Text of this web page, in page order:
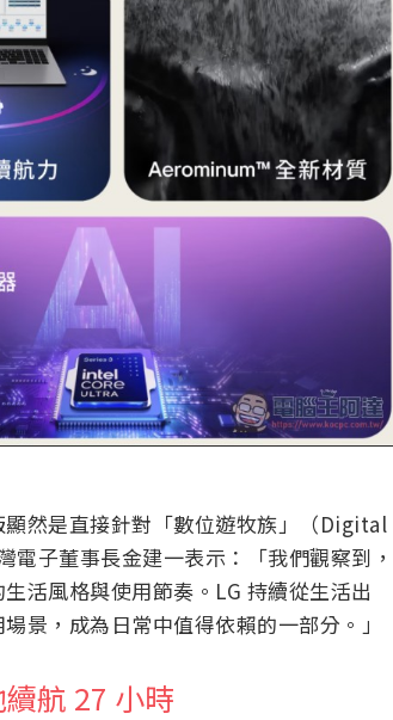
然是直接針對「數位遊牧族」（Digital
子董事長金建一表示：「我們觀察到，
活風格與使用節奏。LG 持續從生活出
景，成為日常中值得依賴的一部分。」
航 27 小時